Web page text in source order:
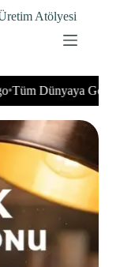
Dünyaya Gönderim